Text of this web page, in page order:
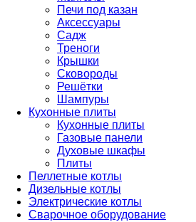
Печи под казан
Аксессуары
Садж
Треноги
Крышки
Сковороды
Решётки
Шампуры
Кухонные плиты
Кухонные плиты
Газовые панели
Духовые шкафы
Плиты
Пеллетные котлы
Дизельные котлы
Электрические котлы
Сварочное оборудование